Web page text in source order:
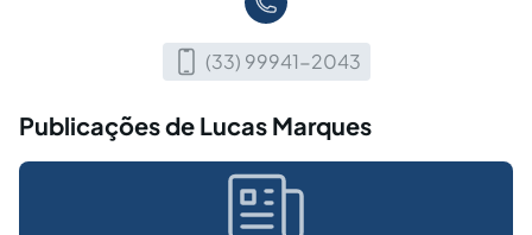
(33) 99941-2043
Publicações de Lucas Marques